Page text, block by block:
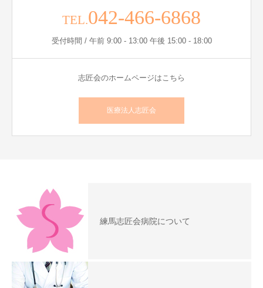
TEL.042-466-6868
受付時間 / 午前 9:00 - 13:00 午後 15:00 - 18:00
志匠会のホームページはこちら
医療法人志匠会
練馬志匠会病院について